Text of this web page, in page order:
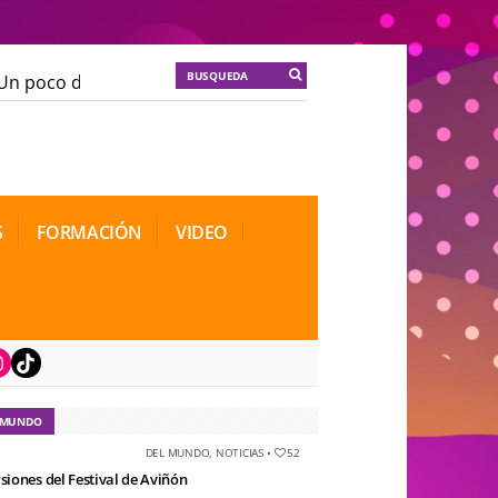
poco de locura para la cordura
Soma
Soma
FORMACIÓN VIDEO
TikTok
DEL MUNDO, NOTICIAS• 52
del Festival de Aviñón